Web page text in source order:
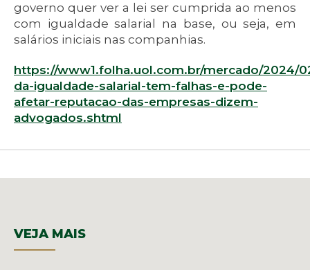
governo quer ver a lei ser cumprida ao menos
com igualdade salarial na base, ou seja, em
salários iniciais nas companhias.
https://www1.folha.uol.com.br/mercado/2024/
da-igualdade-salarial-tem-falhas-e-pode-
afetar-reputacao-das-empresas-dizem-
advogados.shtml
VEJA MAIS